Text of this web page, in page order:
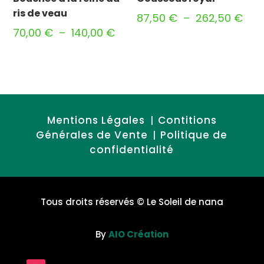
ris de veau
70,00 € – 140,00 €Plage
à
87,50 € – 262,50 €
Mentions Légales
Contitions
Générales de Vente
Politique de
confidentialité
Tous droits réservés © Le Soleil de nana
ByAIO Création